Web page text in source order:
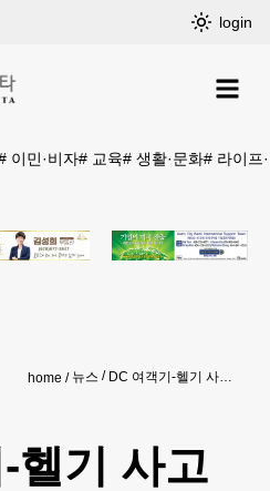
login
이민·비자# 교육# 생활·문화# 라이프
home 뉴스 DC 여객기-헬기 사고 사망자에 조지아 출신 2명
헬기 사고